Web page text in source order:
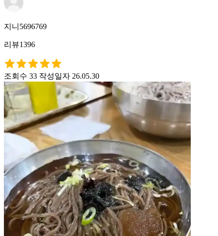
지니5696769
리뷰1396
조회수 33 작성일자 26.05.30